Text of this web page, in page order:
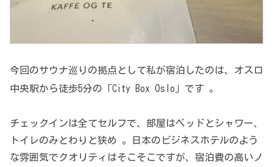
今回のサウナ巡りの拠点として私が宿泊したのは、オスロ
中央駅から徒歩5分の「City Box Oslo」です 。
チェックインは全てセルフで、部屋はベッドとシャワー、
トイレのみとわりと狭め 。日本のビジネスホテルのよう
な雰囲気でクオリティはそこそこですが、宿泊費の高いノ